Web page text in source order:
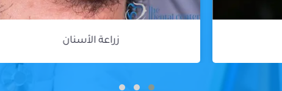
زراعة الأسنان